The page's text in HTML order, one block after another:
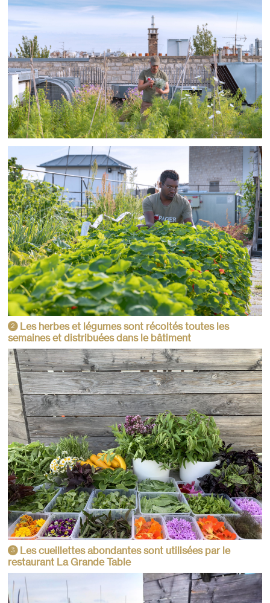
2Les herbes et légumes sont récoltés toutes les
semaines et distribuées dans le bâtiment
3Les cueillettes abondantes sont utilisées par le
restaurant La Grande Table